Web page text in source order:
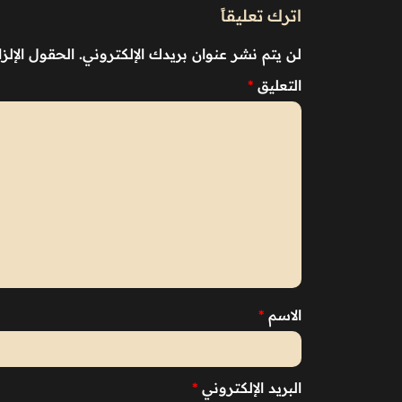
اترك تعليقاً
لن يتم نشر عنوان بريدك الإلكتروني. الحقول
التعليق *
الاسم *
البريد الإلكتروني *